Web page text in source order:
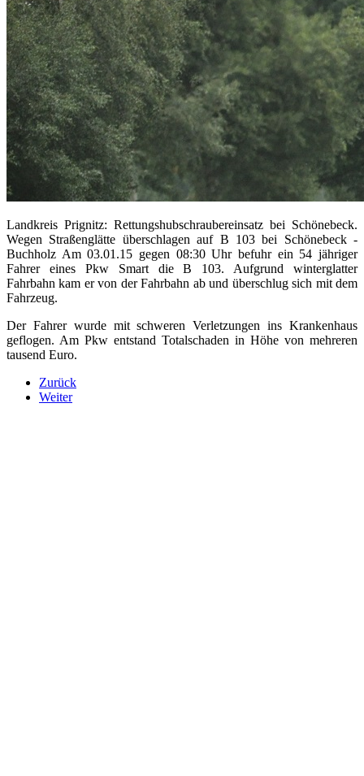
Landkreis Prignitz: Rettungshubschraubereinsatz bei Schönebeck.
Wegen Straßenglätte überschlagen auf B 103 bei Schönebeck -
Buchholz Am 03.01.15 gegen 08:30 Uhr befuhr ein 54 jähriger
Fahrer eines Pkw Smart die B 103. Aufgrund winterglatter
Fahrbahn kam er von der Fahrbahn ab und überschlug sich mit dem
Fahrzeug.
Der Fahrer wurde mit schweren Verletzungen ins Krankenhaus
geflogen. Am Pkw entstand Totalschaden in Höhe von mehreren
tausend Euro.
Zurück
Weiter